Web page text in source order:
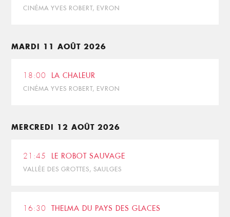
CINÉMA YVES ROBERT, EVRON
MARDI 11 AOÛT 2026
18:00 LA CHALEUR
CINÉMA YVES ROBERT, EVRON
MERCREDI 12 AOÛT 2026
21:45 LE ROBOT SAUVAGE
VALLÉE DES GROTTES, SAULGES
16:30 THELMA DU PAYS DES GLACES